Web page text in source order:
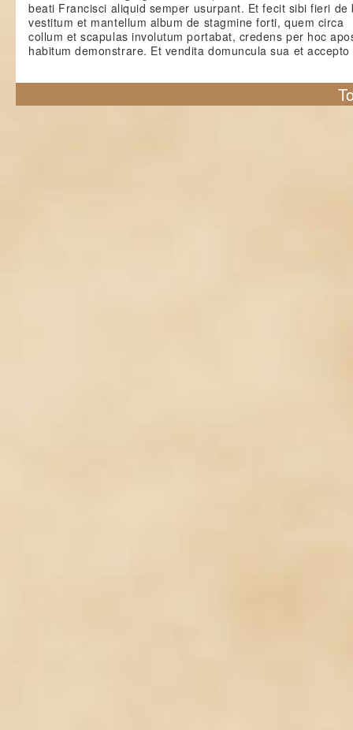
beati Francisci aliquid semper usurpant. Et fecit sibi fieri de
vestitum et mantellum album de stagmine forti, quem circa
collum et scapulas involutum portabat, credens per hoc
habitum demonstrare. Et vendita domuncula sua et accepto